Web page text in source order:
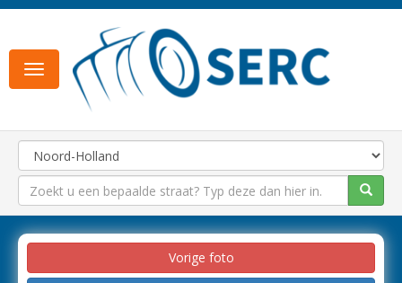
Toggle
navigation
Vorige foto